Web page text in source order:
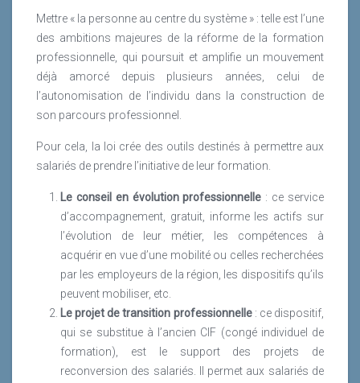
Mettre « la personne au centre du système » : telle est l’une
des ambitions majeures de la réforme de la formation
professionnelle, qui poursuit et amplifie un mouvement
déjà amorcé depuis plusieurs années, celui de
l’autonomisation de l’individu dans la construction de
son parcours professionnel.
Pour cela, la loi crée des outils destinés à permettre aux
salariés de prendre l’initiative de leur formation.
Le conseil en évolution professionnelle : ce service
d’accompagnement, gratuit, informe les actifs sur
l’évolution de leur métier, les compétences à
acquérir en vue d’une mobilité ou celles recherchées
par les employeurs de la région, les dispositifs qu’ils
peuvent mobiliser, etc.
Le projet de transition professionnelle: ce dispositif,
qui se substitue à l’ancien CIF (congé individuel de
formation), est le support des projets de
reconversion des salariés. Il permet aux salariés de